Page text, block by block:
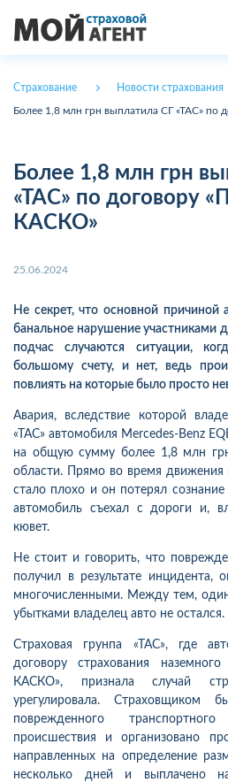
Страхование Новости страхования
Более 1,8 млн грн выплатила СГ «ТАС» по
Более 1,8 млн грн
«ТАС» по договору
КАСКО»
25.06.2024
Не секрет, что основной причиной
банальное нарушение
подчас случаются ситуации,
большому счету, и нет, ведь
повлиять на которые было просто
Авария, вследствие которой
«ТАС» автомобиля Mercedes-Benz
на общую сумму более 1,8 млн
области. Прямо во время движения
стало плохо и он потерял
автомобиль съехал с дороги и,
кювет.
Не стоит и говорить, что
получил в результате инцидента,
многочисленными. Между тем,
убытками владелец авто не остался.
Страховая грунпа «ТАС», где
договору страхования
КАСКО», признала случай
урегулировала. Страховщиком
поврежденного
происшествия и организовано
направленных на определение
несколько дней и выплачено